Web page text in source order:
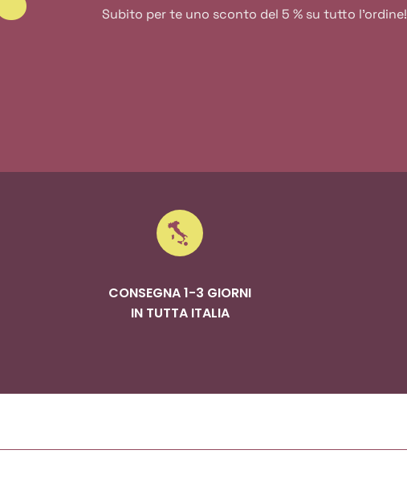
Subito per te uno sconto del 5 % su tutto l'ordine!
CONSEGNA 1-3 GIORNI
IN TUTTA ITALIA